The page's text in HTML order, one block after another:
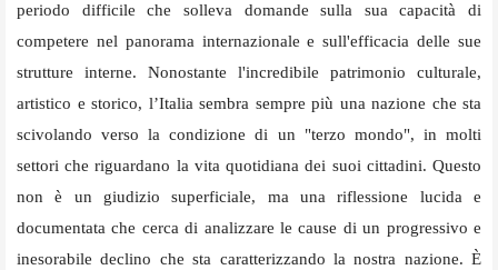
periodo difficile che solleva domande sulla sua capacità di
competere nel panorama internazionale e sull'efficacia delle sue
strutture interne. Nonostante l'incredibile patrimonio culturale,
artistico e storico, l’Italia sembra sempre più una nazione che sta
scivolando verso la condizione di un "terzo mondo", in molti
settori che riguardano la vita quotidiana dei suoi cittadini. Questo
non è un giudizio superficiale, ma una riflessione lucida e
documentata che cerca di analizzare le cause di un progressivo e
inesorabile declino che sta caratterizzando la nostra nazione. È